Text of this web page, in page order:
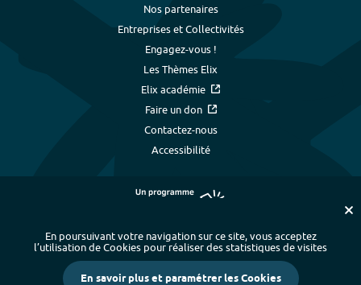
Nos partenaires
Entreprises et Collectivités
Engagez-vous !
Les Thèmes Elix
Elix académie
Faire un don
Contactez-nous
Accessibilité
Plan du site - Index alphabétique
-
Mentions légales et données personnelles
- Paramétrer les cookies
En poursuivant votre navigation sur ce site, vous acceptez
l’utilisation de Cookies pour réaliser des statistiques de visites
En savoir plus et paramétrer les Cookies